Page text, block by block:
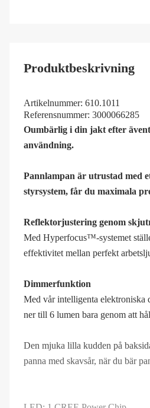
Produktbeskrivning
Artikelnummer: 610.1011
Referensnummer: 3000066285
Oumbärlig i din jakt efter
användning.
Pannlampan är utrustad med
styrsystem, får du maximala
Reflektorjustering genom
Med Hyperfocus™-systemet
effektivitet mellan perfekt
Dimmerfunktion
Med vår intelligenta elektroniska
ner till 6 lumen bara genom att
Den mjuka lilla kudden på
panna med skavsår, när du bär